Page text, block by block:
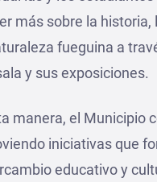
más sobre la historia,
fueguina a
y sus exposiciones.
manera, el Municipio
iniciativas que
educativo y